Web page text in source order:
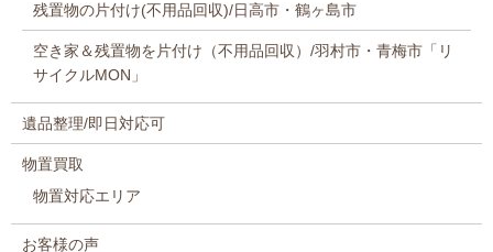
残置物の片付け(不用品回収)/日高市・鶴ヶ島市
空き家＆残置物を片付け（不用品回収）/羽村市・青梅市「リ
サイクルMON」
遺品整理/即日対応可
物置買取
物置対応エリア
お客様の声